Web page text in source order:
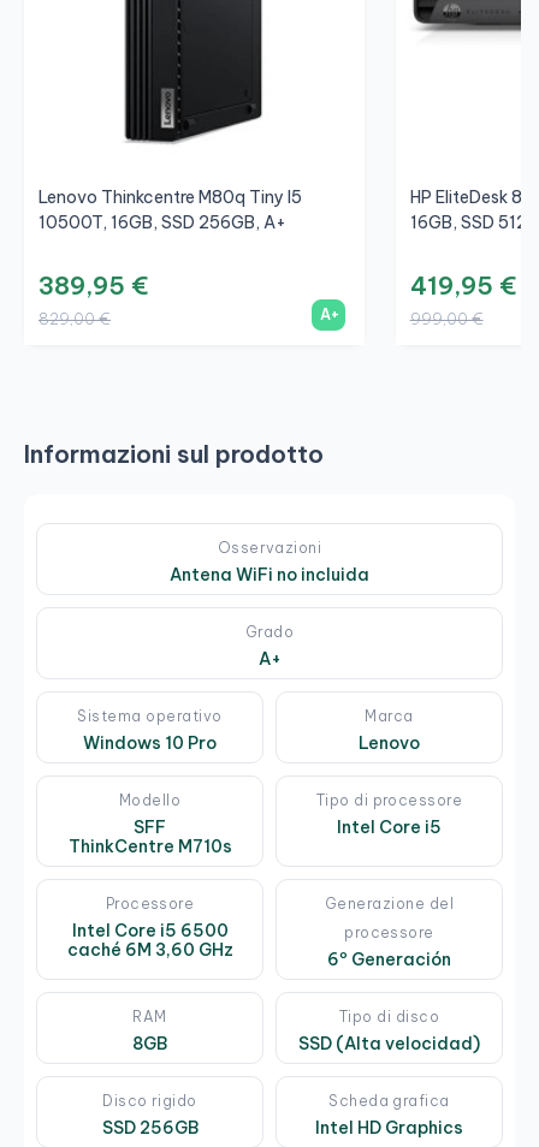
Lenovo Thinkcentre M80q Tiny I5
10500T, 16GB, SSD 256GB, A+
389,95 €
829,00 € A+
HP EliteDesk
16GB, SSD
419,95 €
999,00 €
Informazioni sul prodotto
Osservazioni
Antena WiFi no incluida
Grado
A+
Sistema operativo
Windows 10 Pro
Marca
Lenovo
Modello
SFF
ThinkCentre M710s
Tipo di processore
Intel Core i5
Processore
Intel Core i5 6500
caché 6M 3,60 GHz
Generazione del
processore
6º Generación
RAM
8GB
Tipo di disco
SSD (Alta velocidad)
Disco rigido
SSD 256GB
Scheda grafica
Intel HD Graphics